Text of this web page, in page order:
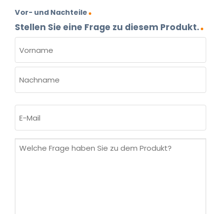
Vor- und Nachteile
Stellen Sie eine Frage zu diesem Produkt.
(ERFORDERLICH)
Vorname
Mail
Welche